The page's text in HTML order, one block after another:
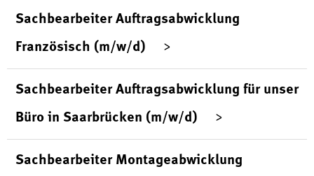
Sachbearbeiter Auftragsabwicklung
Französisch (m/w/d)
Sachbearbeiter Auftragsabwicklung für unser
Büro in Saarbrücken (m/w/d)
Sachbearbeiter Montageabwicklung